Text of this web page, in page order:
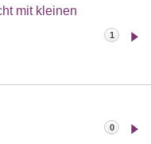
mit kleinen
1
0